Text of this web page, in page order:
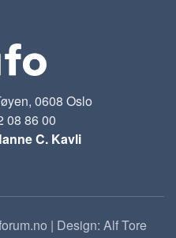
0608 Oslo
08 86 00
C. Kavli
| Design: Alf Tore